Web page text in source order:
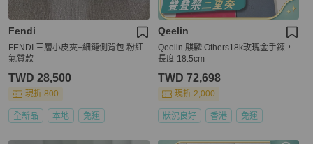
Fendi
FENDI 三層小皮夾+細鏈側背包 粉紅
氣質款
TWD 28,500
現折 800
全新品 本地 免運
Qeelin
Qeelin 麒麟 Others18k玫瑰金手鍊，
長度 18.5cm
TWD 72,698
現折 2,000
狀況良好 香港 免運